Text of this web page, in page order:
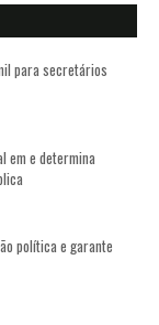
para secretários
em e determina
política e garante